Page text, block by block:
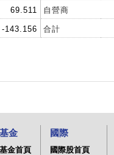
69.511
-143.156
自營商
合計
基金
基金首頁
國際
國際股首頁